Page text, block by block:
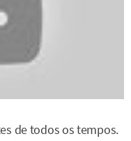
YouTube
de todos os tempos.